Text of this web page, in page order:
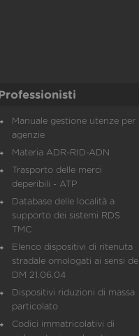
Professionisti
Manuale gestione utenze per
agenzie
Materia ADR-RID-ADN
Trasporto delle merci
deperibili - ATP
Database delle località a
supporto dei sistemi RDS
TMC
Elenco dispositivi di ritenuta
stradale omologati ai sensi del
DM 21.06.04
Dispositivi riduzioni di massa
particolato
Codici immatricolativi di